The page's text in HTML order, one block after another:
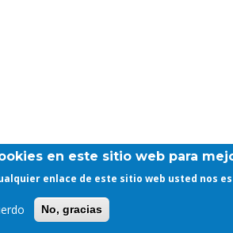
en este sitio web para
enlace de este sitio web usted nos
No, gracias